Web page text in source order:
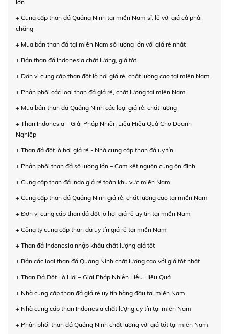
lớn
+ Cung cấp than đá Quảng Ninh tại miền Nam sỉ, lẻ với giá cả phải
chăng
+ Mua bán than đá tại miền Nam số lượng lớn với giá rẻ nhất
+ Bán than đá Indonesia chất lượng, giá tốt
+ Đơn vị cung cấp than đốt lò hơi giá rẻ, chất lượng cao tại miền Nam
+ Phân phối các loại than đá giá rẻ, chất lượng tại miền Nam
+ Mua bán than đá Quảng Ninh các loại giá rẻ, chất lượng
+ Than Indonesia – Giải Pháp Nhiên Liệu Hiệu Quả Cho Doanh
Nghiệp
+ Than đá đốt lò hơi giá rẻ - Nhà cung cấp than đá uy tín
+ Phân phối than đá số lượng lớn – Cam kết nguồn cung ổn định
+ Cung cấp than đá Indo giá rẻ toàn khu vực miền Nam
+ Cung cấp than đá Quảng Ninh giá rẻ, chất lượng cao tại miền Nam
+ Đơn vị cung cấp than đá đốt lò hơi giá rẻ uy tín tại miền Nam
+ Công ty cung cấp than đá uy tín giá rẻ tại miền Nam
+ Than đá Indonesia nhập khẩu chất lượng giá tốt
+ Bán các loại than đá Quảng Ninh chất lượng cao với giá tốt nhất
+ Than Đá Đốt Lò Hơi – Giải Pháp Nhiên Liệu Hiệu Quả
+ Nhà cung cấp than đá giá rẻ uy tín hàng đầu tại miền Nam
+ Nhà cung cấp than Indonesia chất lượng uy tín tại miền Nam
+ Phân phối than đá Quảng Ninh chất lượng với giá tốt tại miền Nam